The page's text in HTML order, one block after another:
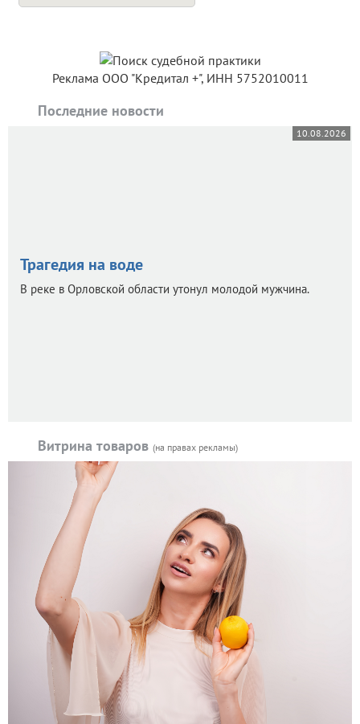
Реклама ООО "Кредитал +", ИНН 5752010011
Последние новости
10.08.2026
Трагедия на воде
В реке в Орловской области утонул молодой мужчина.
Витрина товаров (на правах рекламы)